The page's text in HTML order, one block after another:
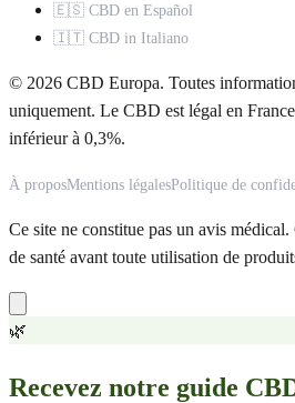
🇪🇸 CBD en Español
🇮🇹 CBD in Italiano
© 2026 CBD Europa. Toutes
uniquement. Le CBD est légal en
inférieur à 0,3%.
À proposMentions légalesPolitique de
Ce site ne constitue pas un avis
de santé avant toute utilisation de
🌿
Recevez notre guide